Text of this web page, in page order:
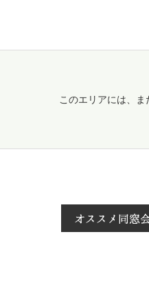
このエリアには、